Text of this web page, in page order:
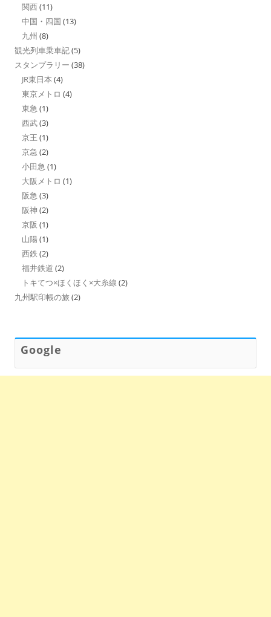
関西(11)
中国・四国 (13)
九州 (8)
観光列車乗車記(5)
スタンプラリー (38)
JR東日本 (4)
東京メトロ (4)
東急 (1)
西武(3)
京王 (1)
京急 (2)
小田急 (1)
大阪メトロ (1)
阪急 (3)
阪神 (2)
京阪 (1)
山陽 (1)
西鉄 (2)
福井鉄道 (2)
トキてつ×ほくほく×大糸線 (2)
九州駅印帳の旅 (2)
Google